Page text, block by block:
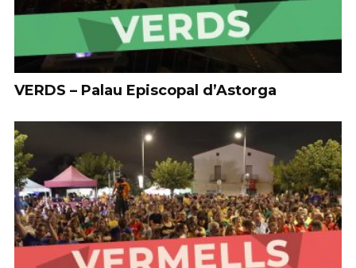
VERDS – Palau Episcopal d’Astorga